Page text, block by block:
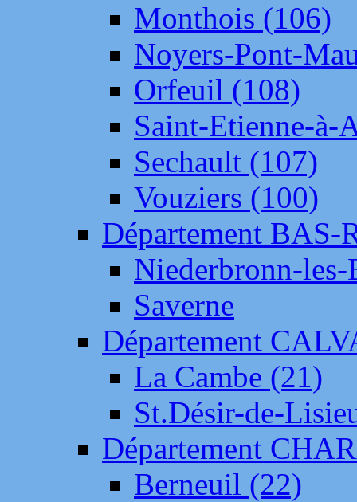
Monthois (106)
Noyers-Pont-
Orfeuil (108)
Saint-Etienne-à-
Sechault (107)
Vouziers (100)
Département BAS-
Niederbronn-
Saverne
Département
La Cambe (21)
St.Désir-de-
Département
Berneuil (22)